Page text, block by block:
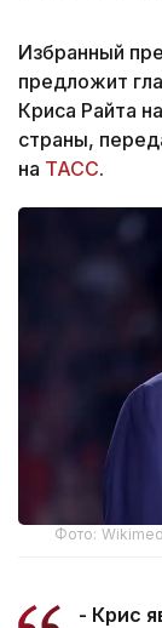
Избранный
предложит
Криса Райта
страны,
на ТАСС.
Фото:
- Крис